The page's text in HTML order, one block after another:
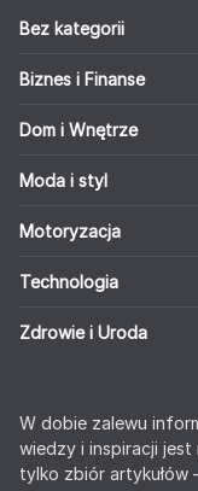
Bez kategorii
Biznes i Finanse
Dom i Wnętrze
Moda i styl
Motoryzacja
Technologia
Zdrowie i Uroda
W dobie zalewu
wiedzy i inspiracji
tylko zbiór